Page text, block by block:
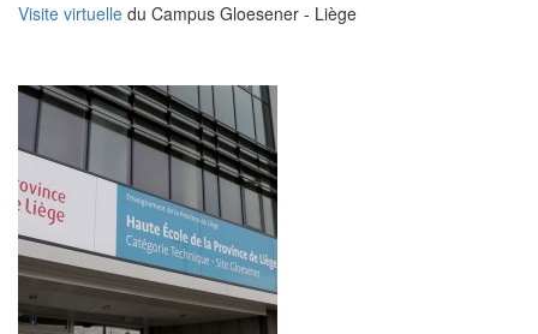
Visite virtuelle du Campus Gloesener - Liège